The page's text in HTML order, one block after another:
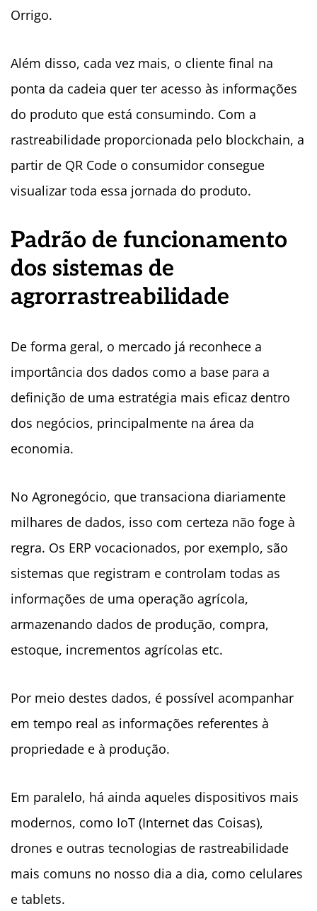
Orrigo.
Além disso, cada vez mais, o cliente final na
ponta da cadeia quer ter acesso às informações
do produto que está consumindo. Com a
rastreabilidade proporcionada pelo blockchain, a
partir de QR Code o consumidor consegue
visualizar toda essa jornada do produto.
Padrão de funcionamento
dos sistemas de
agrorrastreabilidade
De forma geral, o mercado já reconhece a
importância dos dados como a base para a
definição de uma estratégia mais eficaz dentro
dos negócios, principalmente na área da
economia.
No Agronegócio, que transaciona diariamente
milhares de dados, isso com certeza não foge à
regra. Os ERP vocacionados, por exemplo, são
sistemas que registram e controlam todas as
informações de uma operação agrícola,
armazenando dados de produção, compra,
estoque, incrementos agrícolas etc.
Por meio destes dados, é possível acompanhar
em tempo real as informações referentes à
propriedade e à produção.
Em paralelo, há ainda aqueles dispositivos mais
modernos, como IoT (Internet das Coisas),
drones e outras tecnologias de rastreabilidade
mais comuns no nosso dia a dia, como celulares
e tablets.